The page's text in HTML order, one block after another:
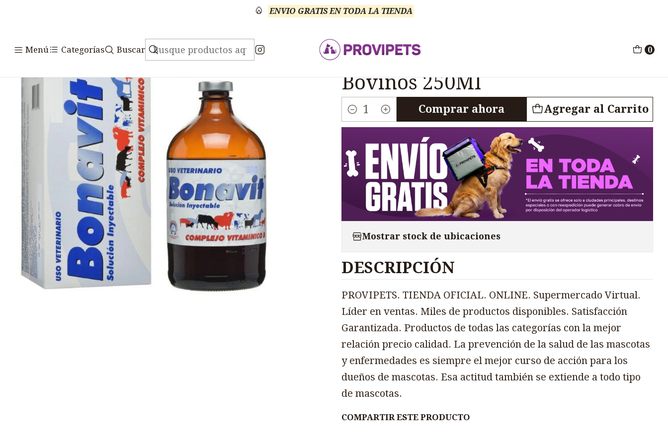
Menú Categorías Buscar 0
ENVIO GRATIS EN TODA LA TIENDA
Veterinario Anti Carencial Bonavit Inyectable Vitaminas Bovinos 250Ml
Bonavit Inyectable Vitaminas
Bovinos 250Ml
Cantidad
Agregar al Carrito
Comprar ahora
Mostrar stock de ubicaciones
DESCRIPCIÓN
PROVIPETS. TIENDA OFICIAL. ONLINE. Supermercado Virtual.
Líder en ventas. Miles de productos disponibles. Satisfacción
Garantizada. Productos de todas las categorías con la mejor
relación precio calidad. La prevención de la salud de las mascotas
y enfermedades es siempre el mejor curso de acción para los
dueños de mascotas. Esa actitud también se extiende a todo tipo
de mascotas.
COMPARTIR ESTE PRODUCTO